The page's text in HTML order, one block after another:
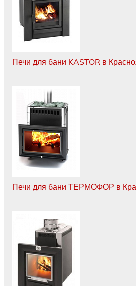
Печи для бани KASTOR в
Печи для бани ТЕРМОФОР в